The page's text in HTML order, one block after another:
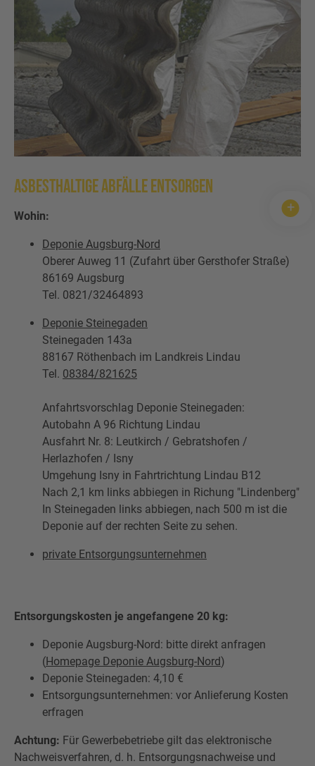
Wertstofftonne
Altglas
Wertstoffsammelstelle
Problemabfall
Sperrmüll
Schadens-/Verlustmeldung
Windelzuschuss
Nachtspeicheröfen
Photovoltaikmodule
Behältergrössen
Private Entsorgungsunternehmen
Gebrauchtwaren
Tonnenknigge
Augsburger Land Becher
Mitarbeiter
Kontakt
Häufige Fragen
Asbesthaltige Abfälle entsorgen
Wohin:
Deponie Augsburg-Nord
Oberer Auweg 11 (Zufahrt über Gersthofer Straße)
86169 Augsburg
Tel. 0821/32464893
Deponie Steinegaden
Steinegaden 143a
88167 Röthenbach im Landkreis Lindau
Tel. 08384/821625
Anfahrtsvorschlag Deponie Steinegaden:
Autobahn A 96 Richtung Lindau
Ausfahrt Nr. 8: Leutkirch / Gebratshofen /
Herlazhofen / Isny
Umgehung Isny in Fahrtrichtung Lindau B12
Nach 2,1 km links abbiegen in Richung "Lindenberg"
In Steinegaden links abbiegen, nach 500 m ist die
Deponie auf der rechten Seite zu sehen.
private Entsorgungsunternehmen
Entsorgungskosten je angefangene 20 kg:
Deponie Augsburg-Nord: bitte direkt anfragen
(Homepage Deponie Augsburg-Nord)
Deponie Steinegaden: 4,10 €
Entsorgungsunternehmen: vor Anlieferung Kosten
erfragen
Achtung: Für Gewerbebetriebe gilt das elektronische
Nachweisverfahren, d. h. Entsorgungsnachweise und